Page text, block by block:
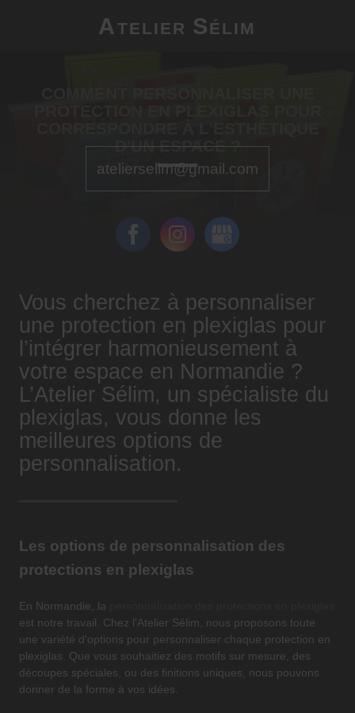
atelierselim@gmail.com
D'UN ESPACE ?
Vous cherchez à personnaliser
une protection en plexiglas pour
l’intégrer harmonieusement à
votre espace en Normandie ?
L’Atelier Sélim, un spécialiste du
plexiglas, vous donne les
meilleures options de
personnalisation.
Les options de personnalisation des
protections en plexiglas
En Normandie, la
est notre travail. Chez l’Atelier Sélim, nous proposons toute
une variété d'options pour personnaliser chaque protection en
plexiglas. Que vous souhaitiez des motifs sur mesure, des
découpes spéciales, ou des finitions uniques, nous pouvons
donner de la forme à vos idées.
A TELIER S ÉLIM